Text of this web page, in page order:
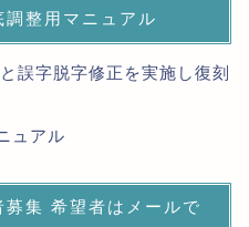
整用マニュアル
誤字脱字修正を実施し復刻
ュアル
集 希望者はメールで